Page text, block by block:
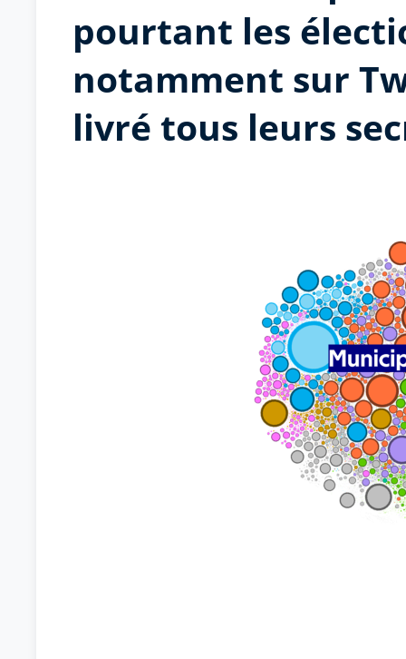
pourtant les
notamment sur
livré tous leurs